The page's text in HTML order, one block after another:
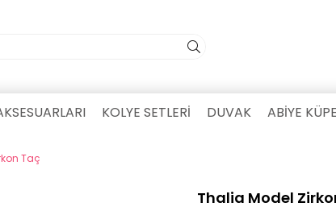
KOLYE SETLERİ DUVAK ABİYE KÜPE
Taç
Thalia Model